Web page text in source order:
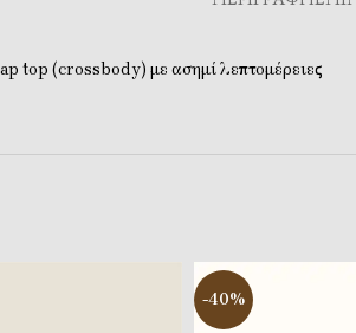
top (crossbody) με ασημί λεπτομέρειες
-40%